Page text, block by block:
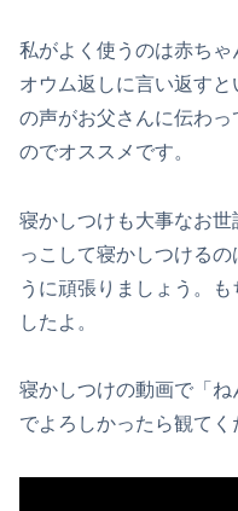
私がよく使うのは赤ち
オウム返しに言い返す
の声がお父さんに伝わ
のでオススメです。
寝かしつけも大事なお
っこして寝かしつける
うに頑張りましょう。
したよ。
寝かしつけの動画で「
でよろしかったら観てく